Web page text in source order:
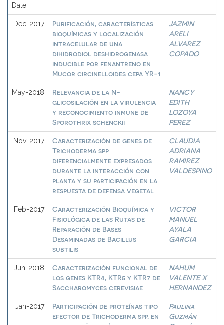
Date
Dec-2017
Purificación, características
bioquímicas y localización
intracelular de una
dihidrodiol deshidrogenasa
inducible por fenantreno en
Mucor circinelloides cepa YR-1
JAZMIN
ARELI
ALVAREZ
COPADO
May-2018
Relevancia de la N-
glicosilación en la virulencia
y reconocimiento inmune de
Sporothrix schenckii
NANCY
EDITH
LOZOYA
PEREZ
Nov-2017
Caracterización de genes de
Trichoderma spp
diferencialmente expresados
durante la interacción con
planta y su participación en la
respuesta de defensa vegetal
CLAUDIA
ADRIANA
RAMIREZ
VALDESPINO
Feb-2017
Caracterización Bioquímica y
Fisiológica de las Rutas de
Reparación de Bases
Desaminadas de Bacillus
subtilis
VICTOR
MANUEL
AYALA
GARCIA
Jun-2018
Caracterización funcional de
los genes KTR4, KTR5 y KTR7 de
Saccharomyces cerevisiae
NAHUM
VALENTE X
HERNANDEZ
Jan-2017
Participación de proteínas tipo
efector de Trichoderma spp. en
Paulina
Guzmán